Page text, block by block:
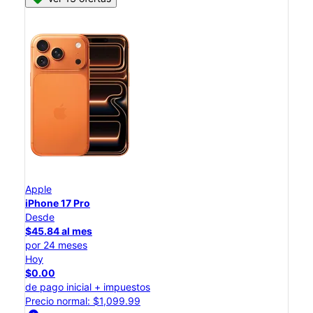
Apple
iPhone 17 Pro
Desde
$45.84 al mes
por 24 meses
Hoy
$0.00
de pago inicial + impuestos
Precio normal: $1,099.99